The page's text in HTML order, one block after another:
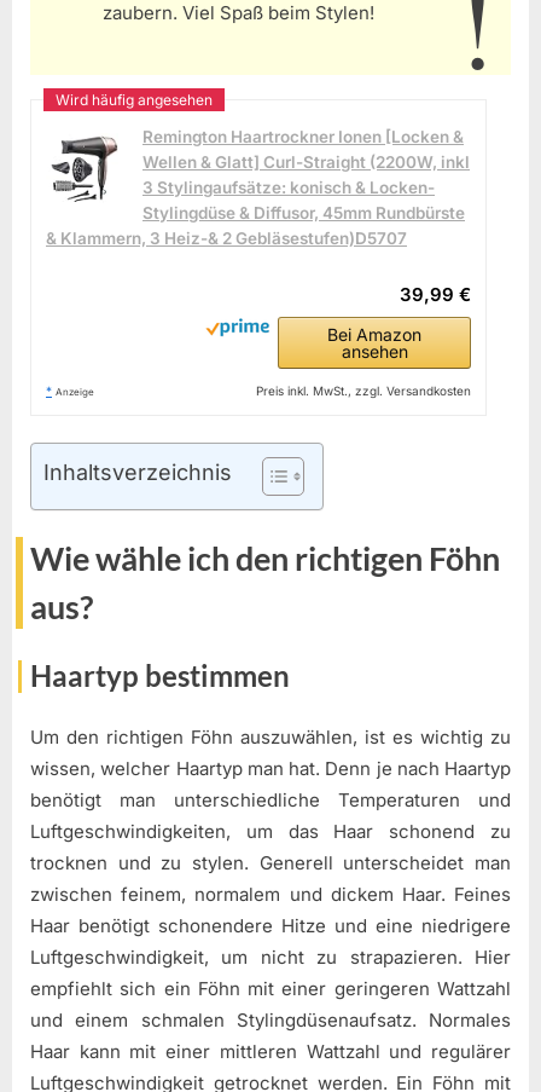
zaubern. Viel Spaß beim Stylen!
Remington Haartrockner Ionen [Locken &
Wellen & Glatt] Curl-Straight (2200W, inkl
3 Stylingaufsätze: konisch & Locken-
Stylingdüse & Diffusor, 45mm Rundbürste
& Klammern, 3 Heiz-& 2 Gebläsestufen)D5707
39,99 €
Bei Amazon
ansehen
* Anzeige Preis inkl. MwSt., zzgl. Versandkosten
Inhaltsverzeichnis
Wie wähle ich den richtigen Föhn
aus?
Haartyp bestimmen
Um den richtigen Föhn auszuwählen, ist es wichtig zu
wissen, welcher Haartyp man hat. Denn je nach Haartyp
benötigt man unterschiedliche Temperaturen und
Luftgeschwindigkeiten, um das Haar schonend zu
trocknen und zu stylen. Generell unterscheidet man
zwischen feinem, normalem und dickem Haar. Feines
Haar benötigt schonendere Hitze und eine niedrigere
Luftgeschwindigkeit, um nicht zu strapazieren. Hier
empfiehlt sich ein Föhn mit einer geringeren Wattzahl
und einem schmalen Stylingdüsenaufsatz. Normales
Haar kann mit einer mittleren Wattzahl und regulärer
Luftgeschwindigkeit getrocknet werden. Ein Föhn mit